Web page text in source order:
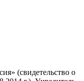
(свидетельство о